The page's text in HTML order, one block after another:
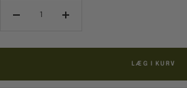
Reducér
Forøg
LÆG I KURV